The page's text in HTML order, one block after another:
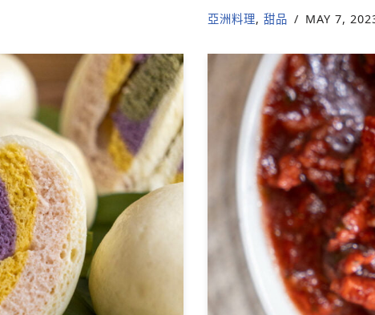
亞洲料理, 甜品 MAY 7,